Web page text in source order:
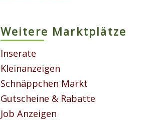
Weitere Marktplätze
Inserate
Kleinanzeigen
Schnäppchen Markt
Gutscheine & Rabatte
Job Anzeigen